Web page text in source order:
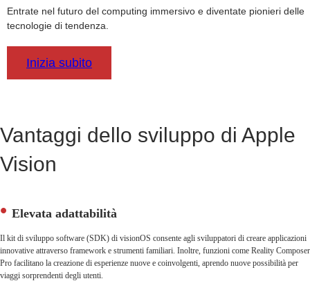
Entrate nel futuro del computing immersivo e diventate pionieri delle
tecnologie di tendenza.
Inizia subito
Vantaggi dello sviluppo di Apple
Vision
Elevata adattabilità
Il kit di sviluppo software (SDK) di visionOS consente agli sviluppatori di creare applicazioni
innovative attraverso framework e strumenti familiari. Inoltre, funzioni come Reality Composer
Pro facilitano la creazione di esperienze nuove e coinvolgenti, aprendo nuove possibilità per
viaggi sorprendenti degli utenti.